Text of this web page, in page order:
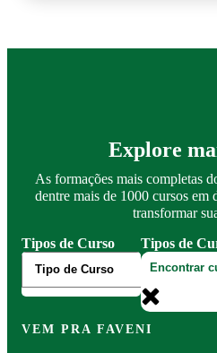
Explore
As formações mais completas
dentre mais de 1000 cursos em
transformar
Tipos de Curso
Tipos de
VEM PRA FAVENI